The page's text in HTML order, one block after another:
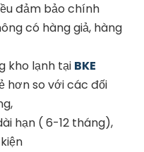
đảm bảo chính
có hàng giả, hàng
kho lạnh tại BKE
hơn so với các đối
hạn ( 6-12 tháng),